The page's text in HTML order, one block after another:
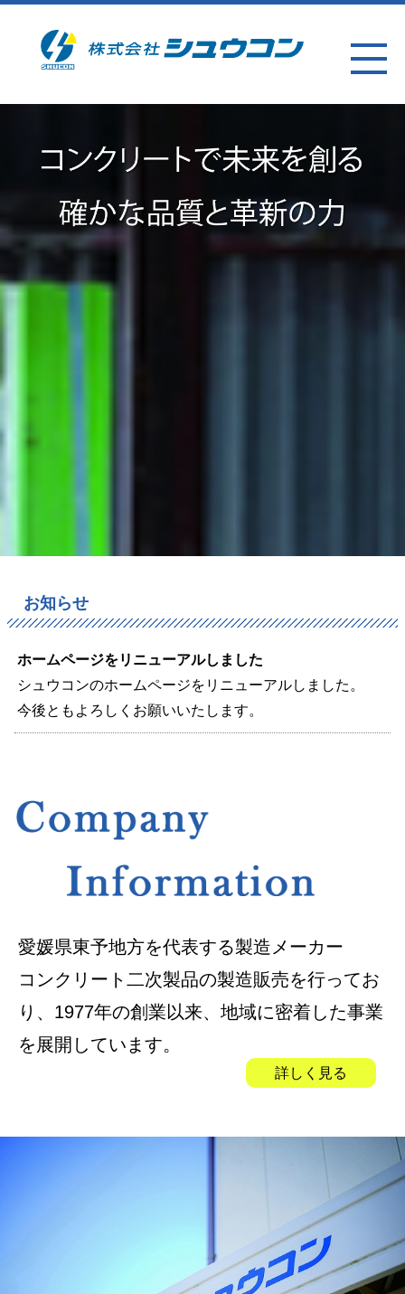
お知らせ
ホームページをリニューアルしました
シュウコンのホームページをリニューアルしました。
今後ともよろしくお願いいたします。
愛媛県東予地方を代表する製造メーカー
コンクリート二次製品の製造販売を行ってお
り、1977年の創業以来、地域に密着した事業
を展開しています。
詳しく見る